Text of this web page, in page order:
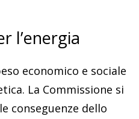
l’energia
economico e sociale
La Commissione si
conseguenze dello